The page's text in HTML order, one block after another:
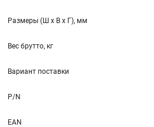
Размеры (Ш x В x Г), мм
Вес брутто, кг
Вариант поставки
P/N
EAN